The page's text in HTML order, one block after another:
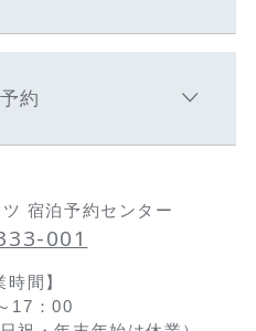
約
宿泊予約センター
001
時間】
17：00